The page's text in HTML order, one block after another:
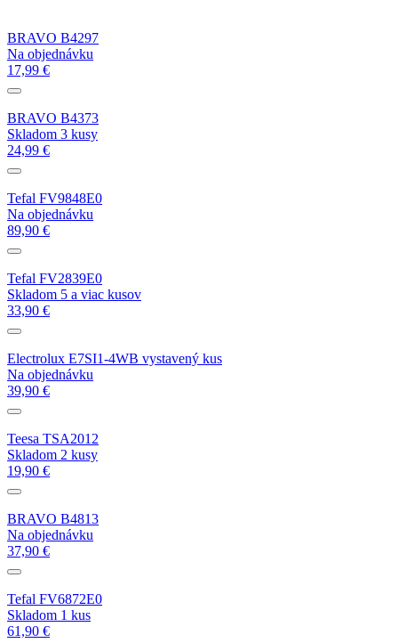
BRAVO B4297
Na objednávku
17,99 €
BRAVO B4373
Skladom 3 kusy
24,99 €
Tefal FV9848E0
Na objednávku
89,90 €
Tefal FV2839E0
Skladom 5 a viac kusov
33,90 €
Electrolux E7SI1-4WB vystavený kus
Na objednávku
39,90 €
Teesa TSA2012
Skladom 2 kusy
19,90 €
BRAVO B4813
Na objednávku
37,90 €
Tefal FV6872E0
Skladom 1 kus
61,90 €